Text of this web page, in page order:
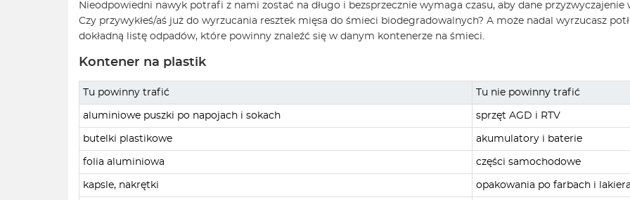
Nieodpowiedni nawyk potrafi z nami zostać na długo i bezsprzecznie wymaga czasu, aby dane
Czy przywykłeś/aś już do wyrzucania resztek mięsa do śmieci biodegradowalnych? A może nadal wyrzucasz
dokładną listę odpadów, które powinny znaleźć się w danym kontenerze na śmieci.
Kontener na plastik
Tu powinny trafić Tu nie powinny trafić
aluminiowe puszki po napojach i sokach sprzęt AGD i RTV
butelki plastikowe akumulatory i baterie
folia aluminiowa części samochodowe
kapsle, nakrętki opakowania po farbach i